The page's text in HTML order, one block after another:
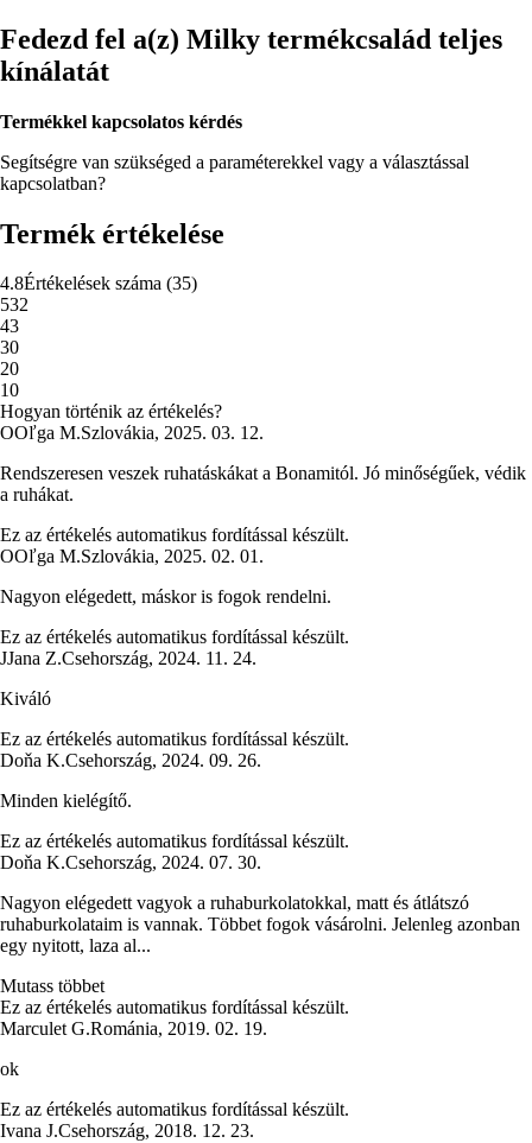
Fedezd fel a(z) Milky termékcsalád teljes
kínálatát
Termékkel kapcsolatos kérdés
Segítségre van szükséged a paraméterekkel vagy a választással
kapcsolatban?
Termék értékelése
4.8Értékelések száma (35)
532
43
30
20
10
Hogyan történik az értékelés?
OOľga M.Szlovákia, 2025. 03. 12.
Rendszeresen veszek ruhatáskákat a Bonamitól. Jó minőségűek, védik
a ruhákat.
Ez az értékelés automatikus fordítással készült.
OOľga M.Szlovákia, 2025. 02. 01.
Nagyon elégedett, máskor is fogok rendelni.
Ez az értékelés automatikus fordítással készült.
JJana Z.Csehország, 2024. 11. 24.
Kiváló
Ez az értékelés automatikus fordítással készült.
Doňa K.Csehország, 2024. 09. 26.
Minden kielégítő.
Ez az értékelés automatikus fordítással készült.
Doňa K.Csehország, 2024. 07. 30.
Nagyon elégedett vagyok a ruhaburkolatokkal, matt és átlátszó
ruhaburkolataim is vannak. Többet fogok vásárolni. Jelenleg azonban
egy nyitott, laza al...
Mutass többet
Ez az értékelés automatikus fordítással készült.
Marculet G.Románia, 2019. 02. 19.
ok
Ez az értékelés automatikus fordítással készült.
Ivana J.Csehország, 2018. 12. 23.